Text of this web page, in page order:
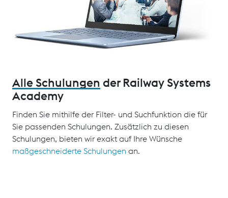
Alle Schulungen der Railway Systems
Academy
Finden Sie mithilfe der Filter- und Suchfunktion die für
Sie passenden Schulungen. Zusätzlich zu diesen
Schulungen, bieten wir exakt auf Ihre Wünsche
maßgeschneiderte Schulungen an.